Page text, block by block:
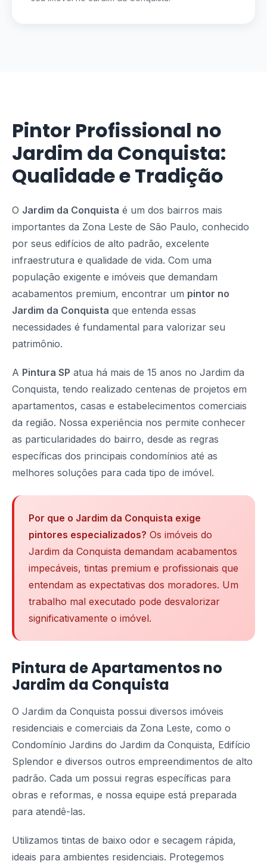
Pintor Profissional no
Jardim da Conquista:
Qualidade e Tradição
O Jardim da Conquista é um dos bairros mais
importantes da Zona Leste de São Paulo, conhecido
por seus edifícios de alto padrão, excelente
infraestrutura e qualidade de vida. Com uma
população exigente e imóveis que demandam
acabamentos premium, encontrar um pintor no
Jardim da Conquista que entenda essas
necessidades é fundamental para valorizar seu
patrimônio.
A Pintura SP atua há mais de 15 anos no Jardim da
Conquista, tendo realizado centenas de projetos em
apartamentos, casas e estabelecimentos comerciais
da região. Nossa experiência nos permite conhecer
as particularidades do bairro, desde as regras
específicas dos principais condomínios até as
melhores soluções para cada tipo de imóvel.
Por que o Jardim da Conquista exige
pintores especializados? Os imóveis do
Jardim da Conquista demandam acabamentos
impecáveis, tintas premium e profissionais que
entendam as expectativas dos moradores. Um
trabalho mal executado pode desvalorizar
significativamente o imóvel.
Pintura de Apartamentos no
Jardim da Conquista
O Jardim da Conquista possui diversos imóveis
residenciais e comerciais da Zona Leste, como o
Condomínio Jardins do Jardim da Conquista, Edifício
Splendor e diversos outros empreendimentos de alto
padrão. Cada um possui regras específicas para
obras e reformas, e nossa equipe está preparada
para atendê-las.
Utilizamos tintas de baixo odor e secagem rápida,
ideais para ambientes residenciais. Protegemos